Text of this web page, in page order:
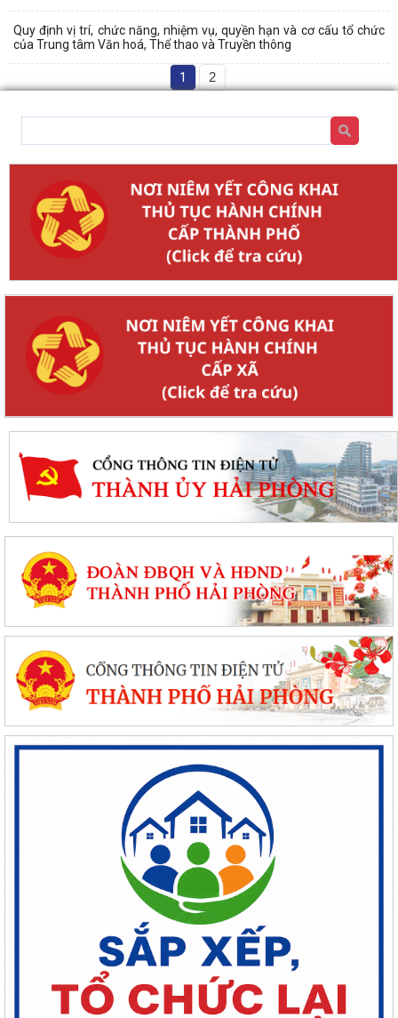
Quy định vị trí, chức năng, nhiệm vụ, quyền hạn và cơ cấu tổ chức
của Trung tâm Văn hoá, Thể thao và Truyền thông
1 2